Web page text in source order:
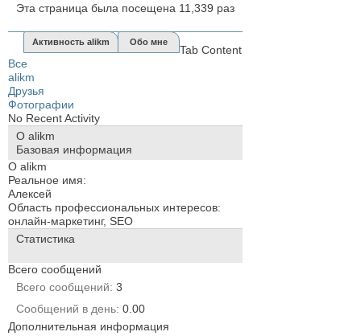
Эта страница была посещена 11,339 раз
Активность alikm Обо мне
Tab Content
Все
alikm
Друзья
Фотографии
No Recent Activity
О alikm
Базовая информация
О alikm
Реальное имя:
Алексей
Область профессиональных интересов:
онлайн-маркетинг, SEO
Статистика
Всего сообщений
Всего сообщений 3
Сообщений в день 0.00
Дополнительная информация